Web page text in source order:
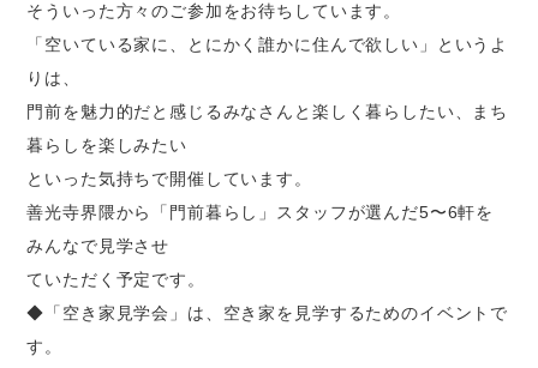
そういった方々のご参加をお待ちしています。
「空いている家に、とにかく誰かに住んで欲しい」というよ
りは、
門前を魅力的だと感じるみなさんと楽しく暮らしたい、まち
暮らしを楽しみたい
といった気持ちで開催しています。
善光寺界隈から「門前暮らし」スタッフが選んだ5〜6軒を
みんなで見学させ
ていただく予定です。
◆「空き家見学会」は、空き家を見学するためのイベントで
す。